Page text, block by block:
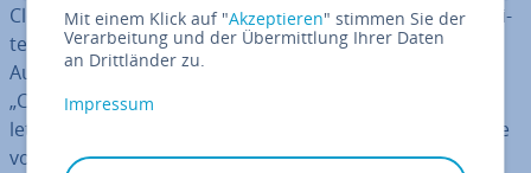
Cloud GPUs und On-Premise GPUs sind zwei Mög­lich­kei­
ten, um Re­chen­leis­tung für gra­fik­in­ten­si­ve oder KI/ML-
Aufgaben be­reit­zu­stel­len. Während man im Vergleich
„Cloud GPUs vs. On-Premise GPUs“ die Hardware bei
letzterem Modell selbst betreibt, mietet man sie im Falle
von Cloud GPUs nur bei Bedarf aus der Cloud.
Mit einem Klick auf "Akzeptieren" stimmen Sie der
Verarbeitung und der Übermittlung Ihrer Daten
an Drittländer zu.
Impressum